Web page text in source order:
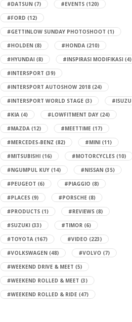
#DATSUN (7) #EVENTS (120)
#FORD (12)
#GETTINLOW SUNDAY PHOTOSHOOT (1)
#HOLDEN (8) #HONDA (210)
#HYUNDAI (8) #INSPIRASI MODIFIKASI (4)
#INTERSPORT (39)
#INTERSPORT AUTOSHOW 2018 (24)
#INTERSPORT WORLD STAGE (3) #ISUZU
#KIA (4) #LOWFITMENT DAY (24)
#MAZDA (12) #MEETTIME (17)
#MERCEDES-BENZ (82) #MINI (11)
#MITSUBISHI (16) #MOTORCYCLES (10)
#NGUMPUL KUY (14) #NISSAN (35)
#PEUGEOT (6) #PIAGGIO (8)
#PLACES (9) #PORSCHE (8)
#PRODUCTS (1) #REVIEWS (8)
#SUZUKI (33) #TIMOR (6)
#TOYOTA (167) #VIDEO (223)
#VOLKSWAGEN (48) #VOLVO (7)
#WEEKEND DRIVE & MEET (5)
#WEEKEND ROLLED & MEET (3)
#WEEKEND ROLLED & RIDE (47)